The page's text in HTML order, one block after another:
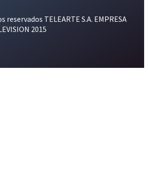
reservados TELEARTE S.A. EMPRESA
2015